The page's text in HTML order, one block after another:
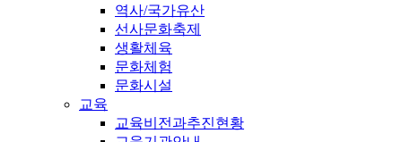
역사/국가유산
선사문화축제
생활체육
문화체험
문화시설
교육
교육비전과추진현황